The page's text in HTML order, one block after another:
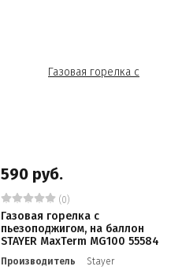
590 руб.
(0)
Газовая горелка с
пьезоподжигом, на баллон
STAYER MaxTerm MG100 55584
Производитель
Stayer